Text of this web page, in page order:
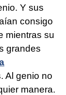
Y sus
consigo
mientras su
grandes
Al genio no
manera.